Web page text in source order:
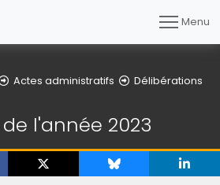
Menu
Actes administratifs
Délibérations
l'année 2023